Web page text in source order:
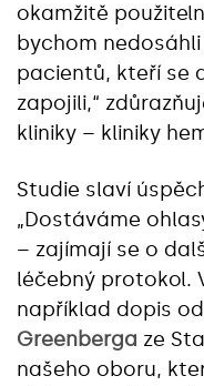
okamžitě
bychom
pacientů, kteří se
zapojili,“
kliniky – kliniky
Studie slaví
„Dostáváme
– zajímají se o
léčebný protokol.
například dopis
Greenberga ze
našeho oboru,